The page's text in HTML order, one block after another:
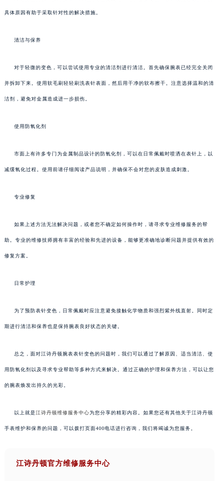
具体原因有助于采取针对性的解决措施。
清洁与保养
对于轻微的变色，可以尝试使用专业的清洁剂进行清洁。首先确保腕表已经完全关闭
并拆卸下来。使用软毛刷轻轻刷洗表针表面，然后用干净的软布擦干。注意选择温和的清
洁剂，避免对金属造成进一步损伤。
使用防氧化剂
市面上有许多专门为金属制品设计的防氧化剂，可以在日常佩戴时喷洒在表针上，以
减缓氧化过程。使用前请仔细阅读产品说明，并确保不会对您的皮肤造成刺激。
专业修复
如果上述方法无法解决问题，或者您不确定如何操作时，请寻求专业维修服务的帮
助。专业的维修技师拥有丰富的经验和先进的设备，能够更准确地诊断问题并提供有效的
修复方案。
日常护理
为了预防表针变色，日常佩戴时应注意避免接触化学物质和强烈紫外线直射。同时定
期进行清洁和保养也是保持腕表良好状态的关键。
总之，面对江诗丹顿腕表表针变色的问题时，我们可以通过了解原因、适当清洁、使
用防氧化剂以及寻求专业帮助等多种方式来解决。通过正确的护理和保养方法，可以让您
的腕表焕发出持久的光彩。
以上就是江诗丹顿维修服务中心为您分享的精彩内容。如果您还有其他关于江诗丹顿
手表维护和保养的问题，可以拨打页面400电话进行咨询，我们将竭诚为您服务。
江诗丹顿官方维修服务中心